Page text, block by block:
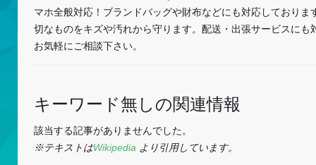
マホ全般対応！ブランドバッグや財布などにも対応しておりま
切なものをキズや汚れから守ります。配送・出張サービスにも
お気軽にご相談下さい。
キーワード無しの関連情報
該当する記事がありませんでした。
※テキストはWikipedia より引用しています。